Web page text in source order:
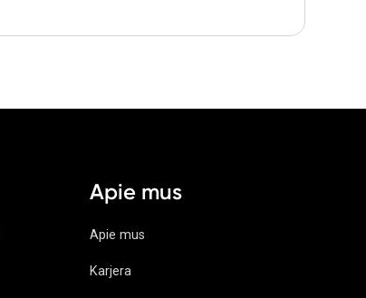
Apie mus
Apie mus
Karjera